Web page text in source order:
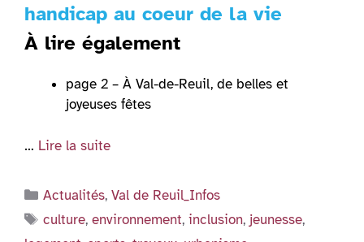
handicap au coeur de la vie
À lire également
page 2 – À Val-de-Reuil, de belles et
joyeuses fêtes
… Lire la suite
Catégories
Actualités,Val de Reuil_Infos
Étiquettes
culture,environnement,inclusion, jeunesse,